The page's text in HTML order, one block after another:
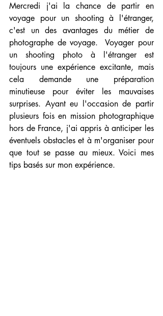
Mercredi j'ai la chance de partir en
voyage pour un shooting à l'étranger,
c'est un des avantages du métier de
photographe de voyage.  Voyager pour
un shooting photo à l'étranger est
toujours une expérience excitante, mais
cela demande une préparation
minutieuse pour éviter les mauvaises
surprises. Ayant eu l'occasion de partir
plusieurs fois en mission photographique
hors de France, j'ai appris à anticiper les
éventuels obstacles et à m'organiser pour
que tout se passe au mieux. Voici mes
tips basés sur mon expérience.